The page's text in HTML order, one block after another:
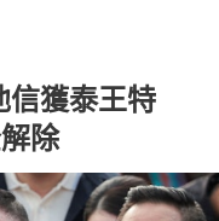
信獲泰王特
除